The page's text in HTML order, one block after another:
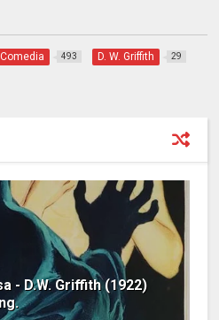
Comedia 493 D. W. Griffith 29
- D.W. Griffith (1922)